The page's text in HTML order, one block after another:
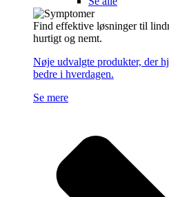
Find effektive løsninger til
hurtigt og nemt.
Nøje udvalgte produkter, der
bedre i hverdagen.
Se mere